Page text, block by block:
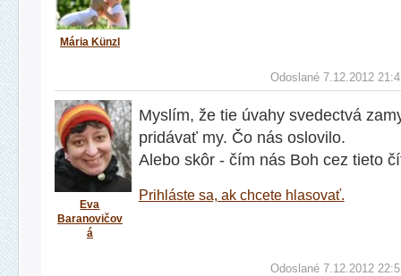
Mária Künzl
Odoslané 7.12.2012
Eva
Baranovičov
á
Myslím, že tie úvahy svedectvá
pridávať my. Čo nás oslovilo.
Alebo skôr - čím nás Boh cez tieto
Prihláste sa, ak chcete hlasovať.
Odoslané 7.12.2012